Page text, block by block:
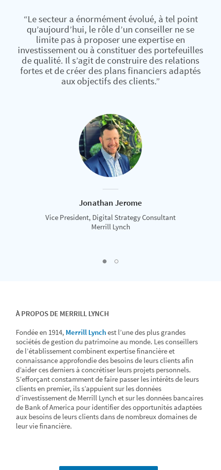
“Le secteur a énormément évolué, à tel point
qu’aujourd’hui, le rôle d’un conseiller ne se
limite pas à proposer une expertise en
investissement ou à constituer des portefeuilles
de qualité. Il s’agit de construire des relations
fortes et de créer des plans financiers adaptés
aux objectifs des clients.”
Jonathan Jerome
Vice President, Digital Strategy Consultant
Merrill Lynch
Go to Slide 2
À PROPOS DE MERRILL LYNCH
Fondée en 1914, Merrill Lynchest l’une des plus grandes
sociétés de gestion du patrimoine au monde. Les conseillers
de l’établissement combinent expertise financière et
connaissance approfondie des besoins de leurs clients afin
d’aider ces derniers à concrétiser leurs projets personnels.
S’efforçant constamment de faire passer les intérêts de leurs
clients en premier, ils s’appuient sur les données
d’investissement de Merrill Lynch et sur les données bancaires
de Bank of America pour identifier des opportunités adaptées
aux besoins de leurs clients dans de nombreux domaines de
leur vie financière.